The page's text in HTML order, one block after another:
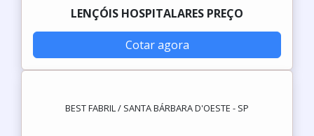
LENÇÓIS HOSPITALARES PREÇO
Cotar agora
BEST FABRIL / SANTA BÁRBARA D'OESTE - SP